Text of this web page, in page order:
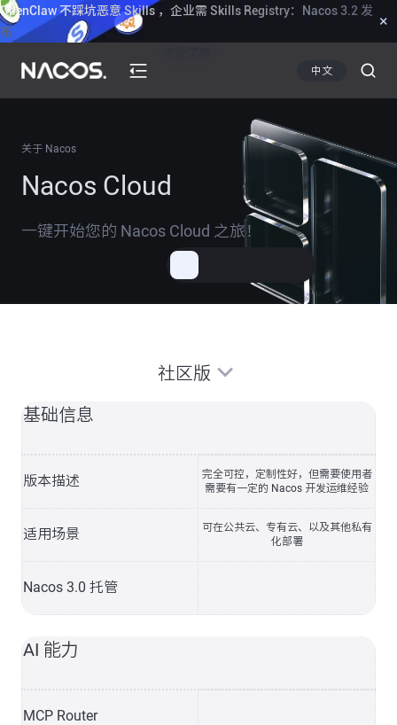
OpenClaw 不踩坑恶意 Skills ，企业需 Skills Registry：Nacos 3.2 发
布
×
中文
关于 Nacos
Nacos Cloud
一键开始您的 Nacos Cloud 之旅！
社区版
基础信息
版本描述
完全可控，定制性好，但需要使用者
需要有一定的 Nacos 开发运维经验
适用场景
可在公共云、专有云、以及其他私有
化部署
Nacos 3.0 托管
AI 能力
MCP Router